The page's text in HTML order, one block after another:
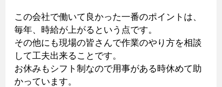
この会社で働いて良かった一番のポイントは、
毎年、時給が上がるという点です。
その他にも現場の皆さんで作業のやり方を相談
して工夫出来ることです。
お休みもシフト制なので用事がある時休めて助
かっています。